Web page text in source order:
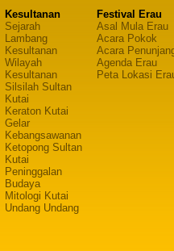
Kesultanan
Sejarah
Lambang
Kesultanan
Wilayah
Kesultanan
Silsilah Sultan
Kutai
Keraton Kutai
Gelar
Kebangsawanan
Ketopong Sultan
Kutai
Peninggalan
Budaya
Mitologi Kutai
Undang Undang
Festival Erau
Asal Mula Erau
Acara Pokok
Acara
Agenda Erau
Peta Lokasi